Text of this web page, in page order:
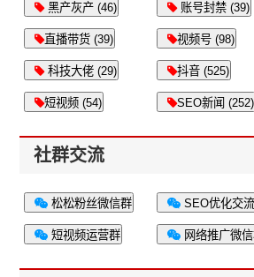
黑产灰产 (46) 账号封禁 (39)
直播带货 (39) 视频号 (98)
科技大佬 (29) 抖音 (525)
短视频 (54) SEO新闻 (252)
社群交流
松松粉丝微信群 SEO优化交
短视频运营群 网络推广微